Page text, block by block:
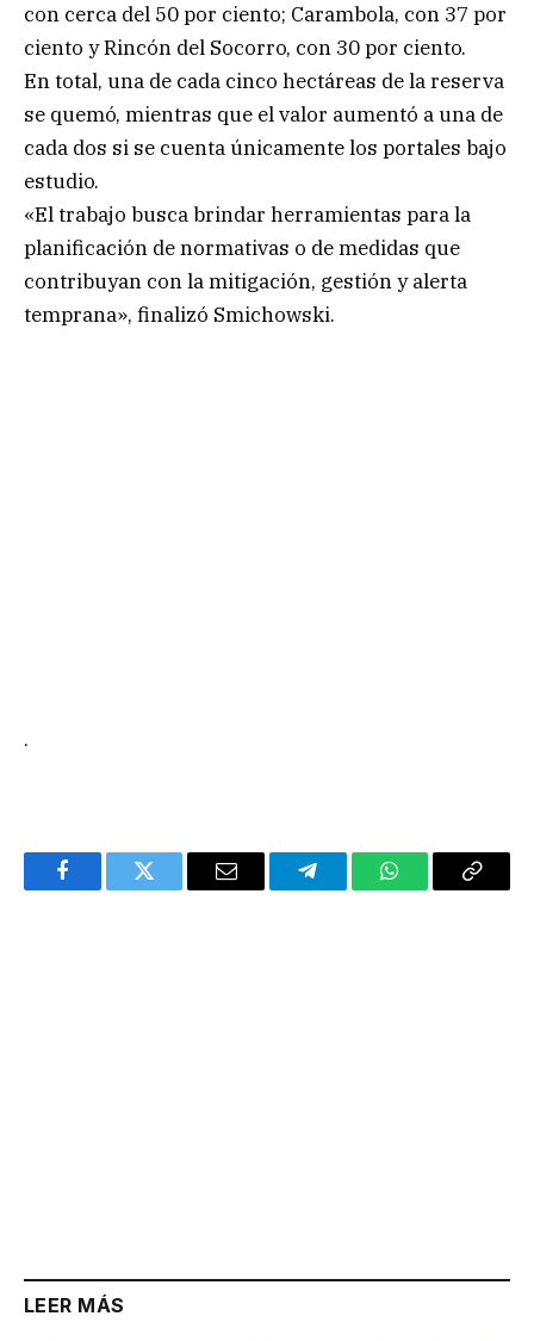
con cerca del 50 por ciento; Carambola, con 37 por
ciento y Rincón del Socorro, con 30 por ciento.
En total, una de cada cinco hectáreas de la reserva
se quemó, mientras que el valor aumentó a una de
cada dos si se cuenta únicamente los portales bajo
estudio.
«El trabajo busca brindar herramientas para la
planificación de normativas o de medidas que
contribuyan con la mitigación, gestión y alerta
temprana», finalizó Smichowski.
.
FacebookTwitter Email TelegramWhatsAppCopy
LEER MÁS